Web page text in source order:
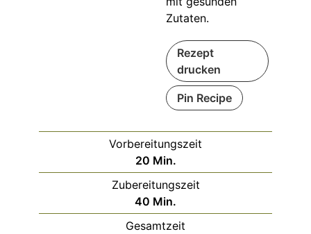
Zutaten.
Rezept
drucken
Pin Recipe
Vorbereitungszeit
20Minuten
Min.
Zubereitungszeit
40 Minuten
Min.
Gesamtzeit